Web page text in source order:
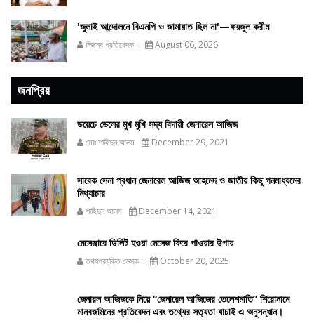
'জুলাই আন্দোলনে বিএনপি ও জামায়াত ছিল না'—ফয়জুল করীম
নিজস্ব প্রতিবেদক : August 06, 2026
জনপ্রিয়
ডয়েচে ভেলের মুখ মুখি সদ্য বিদায়ী জেনারেল আজিজ
মোঃ শাহিদুন আলম December 29, 2021
সাবেক সেনা প্রধান জেনারেল আজিজ আহমেদ ও জাতীয় কিছু গনমাধ্যমের
মিথ্যাচার
শাহিদুন আলম December 14, 2021
মেসেঞ্জারে ডিলিট হওয়া মেসেজ ফিরে পাওয়ার উপায়
তথ্যপ্রযুক্তি ডেস্ক : October 20, 2025
জেনারল আজিজকে নিয়ে “জেনারেল আজিজের তেলেশমাতি” শিরোনামে
মানবজমিনের প্রতিবেদন এবং তথ্যের সত্যতা যাচাই এ অনুসন্ধান।